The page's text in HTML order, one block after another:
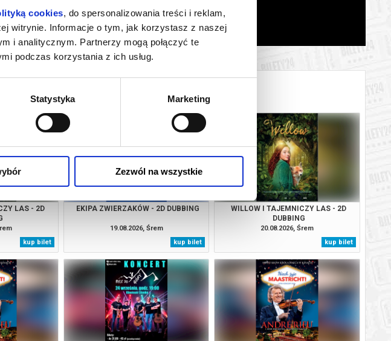
cookies, do spersonalizowania treści i reklam,
witrynie. Informacje o tym, jak korzystasz z naszej
i analitycznym. Partnerzy mogą połączyć te
podczas korzystania z ich usług.
Statystyka Marketing
Zezwól na wszystkie
LAS - 2D
kup bilet
EKIPA ZWIERZAKÓW - 2D DUBBING
19.08.2026, Śrem
kup bilet
WILLOW I TAJEMNICZY LAS - 2D
DUBBING
20.08.2026, Śrem
kup bilet